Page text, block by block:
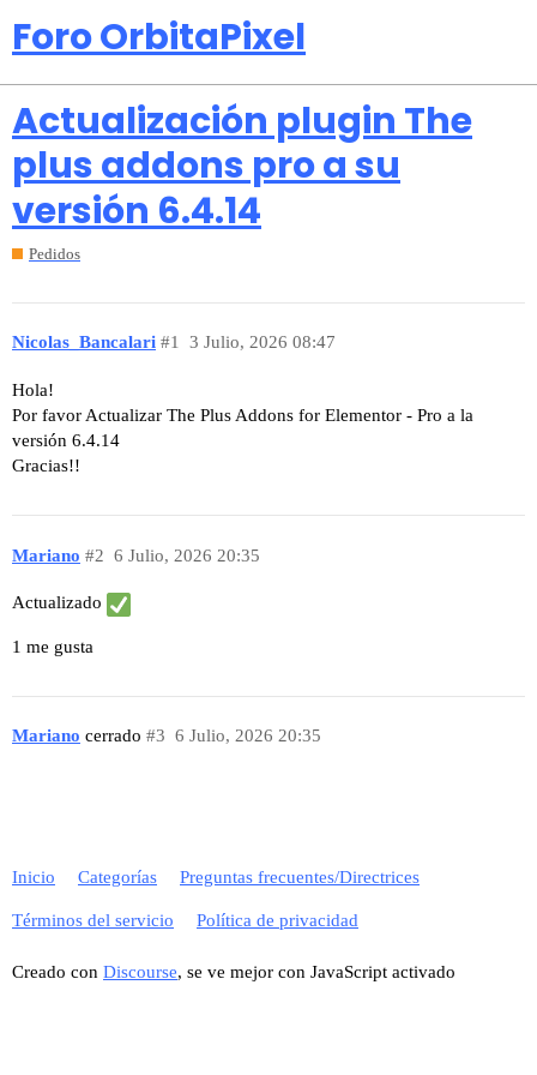
Foro OrbitaPixel
Actualización plugin The
plus addons pro a su
versión 6.4.14
Pedidos
Nicolas_Bancalari 3 Julio, 2026 08:47
#1
Hola!
Por favor Actualizar The Plus Addons for Elementor - Pro a la
versión 6.4.14
Gracias!!
Mariano 6 Julio, 2026 20:35
#2
Actualizado
1 me gusta
Mariano cerrado 6 Julio, 2026 20:35
#3
Inicio Categorías Preguntas frecuentes/Directrices
Términos del servicio Política de privacidad
Creado con Discourse, se ve mejor con JavaScript activado